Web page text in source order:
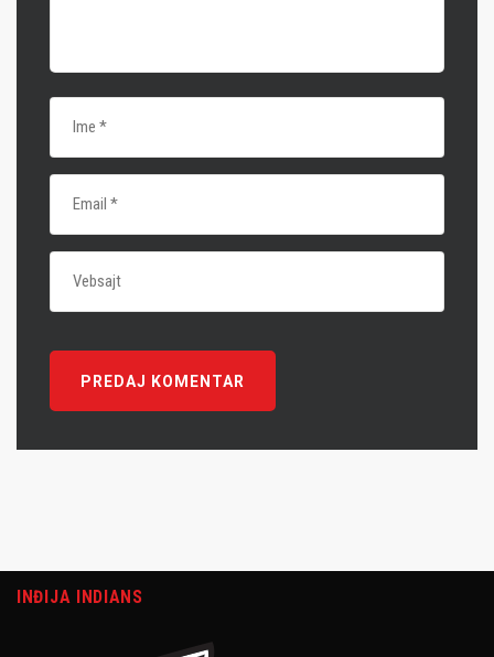
INĐIJA INDIANS